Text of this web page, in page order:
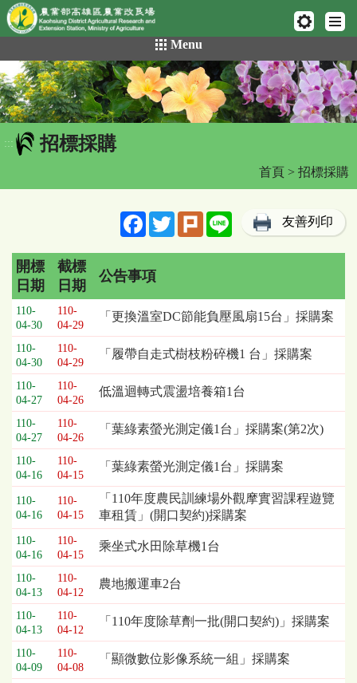
網頁置頂
到
主
要
內
容
區
Menu
::: 招標採購
首頁 > 招標採購
FacebookTwitterPlurk Line 友善列印
招
標
採
購
列
表，
欄
位
依
序
為：
開
標
期、
截
標
日
期、
公
告
事
項
開標
日期
截標
日期
公告事項
110-
04-30
110-
04-29
「更換溫室DC節能負壓風扇15台」採購案
110-
04-30
110-
04-29
「履帶自走式樹枝粉碎機1 台」採購案
110-
04-27
110-
04-26
低溫迴轉式震盪培養箱1台
110-
04-27
110-
04-26
「葉綠素螢光測定儀1台」採購案(第2次)
110-
04-16
110-
04-15
「葉綠素螢光測定儀1台」採購案
110-
04-16
110-
04-15
「110年度農民訓練場外觀摩實習課程遊覽
車租賃」(開口契約)採購案
110-
04-16
110-
04-15
乘坐式水田除草機1台
110-
04-13
110-
04-12
農地搬運車2台
110-
04-13
110-
04-12
「110年度除草劑一批(開口契約)」採購案
110-
04-09
110-
04-08
「顯微數位影像系統一組」採購案